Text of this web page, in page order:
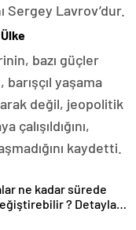
Sergey Lavrov’dur.
bazı güçler
yaşama
değil, jeopolitik
çalışıldığını,
kaydetti.
ne kadar sürede
? Detaylar